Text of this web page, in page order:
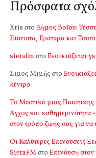
Πρόσφατα
Xris στο Δήμος Βοΐου:
Σιάτιστα, Εράτυρα και
sierafm στο Ενοικιάζεται
Σιμος Μιμής στο
κέντρο
Το Μυστικό μιας
Αγχος και καθημερινότητα
στον τρόπο ζωής σας για να
Οι Καλύτερες Επενδύσεις
SieraFMστο Επένδυση στον